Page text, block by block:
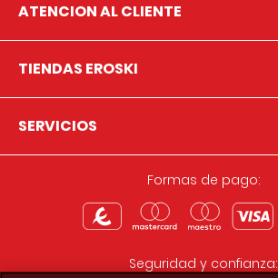
ATENCION AL CLIENTE
TIENDAS EROSKI
SERVICIOS
Formas de pago:
Seguridad y confianza: